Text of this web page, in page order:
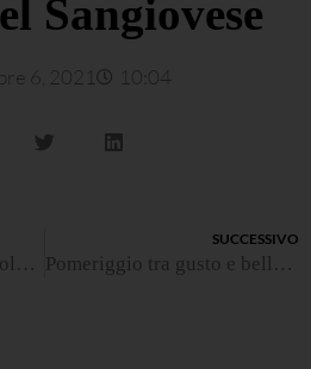
Sangiovese
6, 2021 10:04
Laboratorio Vino&Cioccolato alla Torre di Oriolo
SUCCESSIVO
Pomeriggio tra gusto e bellezza con “Romagna a tu per tu”